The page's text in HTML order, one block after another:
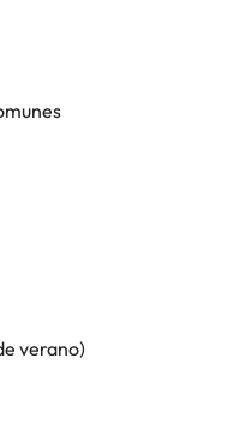
verano)